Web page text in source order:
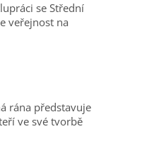
se Střední
veřejnost na
rána představuje
ve své tvorbě